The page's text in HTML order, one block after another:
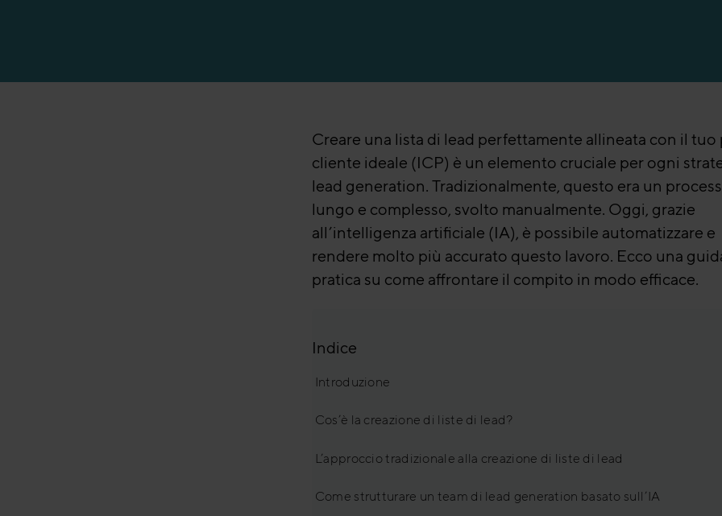
Creare una lista di lead perfettamente allineata con il tuo
cliente ideale (ICP) è un elemento cruciale per ogni
lead generation. Tradizionalmente, questo era un
lungo e complesso, svolto manualmente. Oggi, grazie
all’intelligenza artificiale (IA), è possibile automatizzare e
rendere molto più accurato questo lavoro. Ecco una
pratica su come affrontare il compito in modo efficace.
Indice
Introduzione
Cos’è la creazione di liste di lead?
L’approccio tradizionale alla creazione di liste di lead
Come strutturare un team di lead generation basato sull’IA